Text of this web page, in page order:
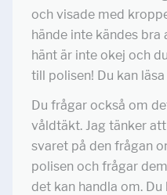
och visade med
hände inte kändes bra
hänt är inte okej och
till polisen! Du kan
Du frågar också om
våldtäkt. Jag tänker
svaret på den frågan
polisen och frågar
det kan handla om.